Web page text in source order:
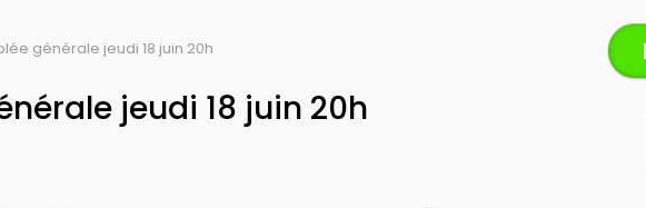
générale jeudi 18 juin 20h
jeudi 18 juin 20h